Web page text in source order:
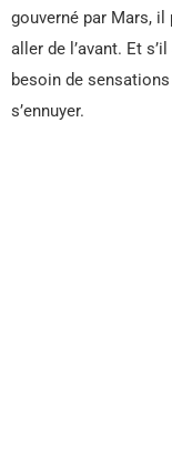
gouverné par Mars,
aller de l’avant. Et
besoin de
s’ennuyer.